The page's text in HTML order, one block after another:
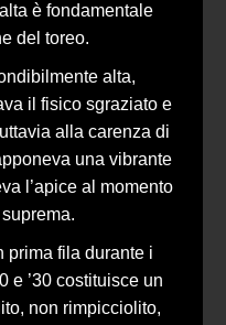
è fondamentale
del toreo.
alta,
il fisico sgraziato e
alla carenza di
una vibrante
l’apice al momento
prima fila durante i
e ’30 costituisce un
non rimpicciolito,